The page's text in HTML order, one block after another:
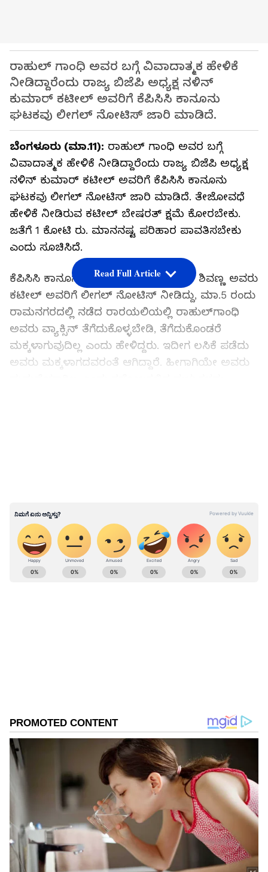
ರಾಹುಲ್‌ ಗಾಂಧಿ ಅವರ ಬಗ್ಗೆ ವಿವಾದಾತ್ಮಕ ಹೇಳಿಕೆ
ನೀಡಿದ್ದಾರೆಂದು ರಾಜ್ಯ ಬಿಜೆಪಿ ಅಧ್ಯಕ್ಷ ನಳಿನ್‌
ಕುಮಾರ್‌ ಕಟೀಲ್‌ ಅವರಿಗೆ ಕೆಪಿಸಿಸಿ ಕಾನೂನು
ಘಟಕವು ಲೀಗಲ್‌ ನೋಟಿಸ್‌ ಜಾರಿ ಮಾಡಿದೆ.
ಬೆಂಗಳೂರು (ಮಾ.11): ರಾಹುಲ್‌ ಗಾಂಧಿ ಅವರ ಬಗ್ಗೆ
ವಿವಾದಾತ್ಮಕ ಹೇಳಿಕೆ ನೀಡಿದ್ದಾರೆಂದು ರಾಜ್ಯ ಬಿಜೆಪಿ ಅಧ್ಯಕ್ಷ
ನಳಿನ್‌ ಕುಮಾರ್‌ ಕಟೀಲ್‌ ಅವರಿಗೆ ಕೆಪಿಸಿಸಿ ಕಾನೂನು
ಘಟಕವು ಲೀಗಲ್‌ ನೋಟಿಸ್‌ ಜಾರಿ ಮಾಡಿದೆ. ತೇಜೋವಧೆ
ಹೇಳಿಕೆ ನೀಡಿರುವ ಕಟೀಲ್‌ ಬೇಷರತ್‌ ಕ್ಷಮೆ ಕೋರಬೇಕು.
ಜತೆಗೆ 1 ಕೋಟಿ ರು. ಮಾನನಷ್ಟ ಪರಿಹಾರ ಪಾವತಿಸಬೇಕು
ಎಂದು ಸೂಚಿಸಿದೆ.
ಕೆಪಿಸಿಸಿ ಕಾನೂನು ಘಟಕದ ಅಧ್ಯಕ್ಷ ಶತಾಭಿಶ್‌ ಶಿವಣ್ಣ ಅವರು
ಕಟೀಲ್‌ ಅವರಿಗೆ ಲೀಗಲ್‌ ನೋಟಿಸ್‌ ನೀಡಿದ್ದು, ಮಾ.5 ರಂದು
ರಾಮನಗರದಲ್ಲಿ ನಡೆದ ರಾರ‍ಯಲಿಯಲ್ಲಿ ರಾಹುಲ್‌ಗಾಂಧಿ
ಅವರು ವ್ಯಾಕ್ಸಿನ್‌ ತೆಗೆದುಕೊಳ್ಳಬೇಡಿ, ತೆಗೆದುಕೊಂಡರೆ
ಮಕ್ಕಳಾಗುವುದಿಲ್ಲ ಎಂದು ಹೇಳಿದ್ದರು. ಇದೀಗ ಲಸಿಕೆ ಪಡೆದು
ಅವರು ಮಕ್ಕಳಾಗದವರಂತೆ ಆಗಿದ್ದಾರೆ. ಹೀಗಾಗಿಯೇ ಅವರು
Read Full Article
ABOUT THE AUTHOR